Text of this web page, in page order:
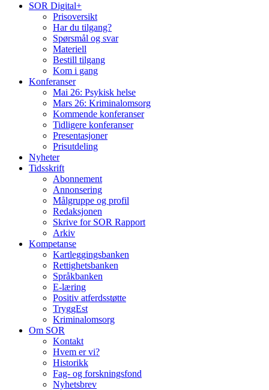
SOR Digital+
Prisoversikt
Har du tilgang?
Spørsmål og svar
Materiell
Bestill tilgang
Kom i gang
Konferanser
Mai 26: Psykisk helse
Mars 26: Kriminal­omsorg
Kommende konferanser
Tidligere konferanser
Presentasjoner
Prisutdeling
Nyheter
Tidsskrift
Abonnement
Annonsering
Målgruppe og profil
Redaksjonen
Skrive for SOR Rapport
Arkiv
Kompetanse
Kartleggingsbanken
Rettighetsbanken
Språkbanken
E-læring
Positiv atferdsstøtte
TryggEst
Kriminalomsorg
Om SOR
Kontakt
Hvem er vi?
Historikk
Fag- og forskningsfond
Nyhetsbrev